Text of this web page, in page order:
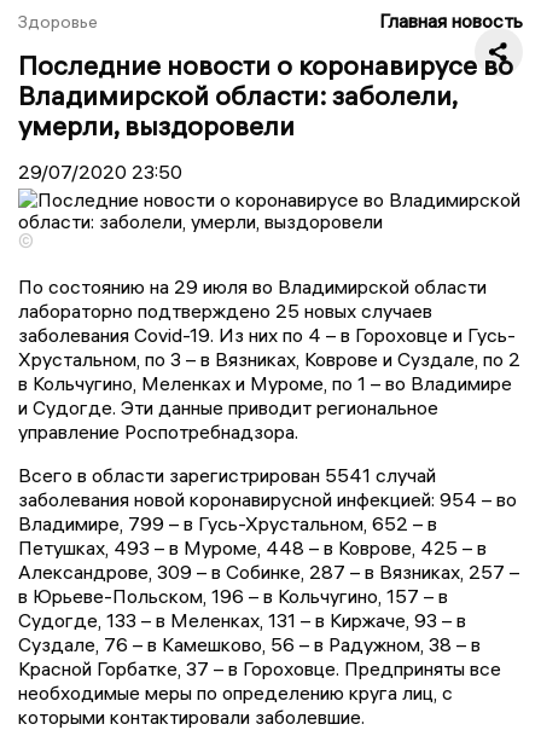
Здоровье Главная новость
Последние новости о коронавирусе во
Владимирской области: заболели,
умерли, выздоровели
29/07/2020 23:50
©
По состоянию на 29 июля во Владимирской области
лабораторно подтверждено 25 новых случаев
заболевания Covid-19. Из них по 4 – в Гороховце и Гусь-
Хрустальном, по 3 – в Вязниках , Коврове и Суздале по 2
в Кольчугино Меленках и Муроме по 1 – во Владимире
и Судогде. Эти данные приводит региональное
управление Роспотребнадзора.
Всего в области зарегистрирован 5541 случай
заболевания новой коронавирусной инфекцией: 954 – во
Владимире, 799 – в Гусь-Хрустальном, 652 – в
Петушках , 493 – в Муроме , 448 – в Коврове , 425 – в
Александрове , 309 – в Собинке, 287 – в Вязниках , 257 –
в Юрьеве-Польском, 196 – в Кольчугино , 157 – в
Судогде , 133 – в Меленках , 131 – в Киржаче , 93 – в
Суздале , 76 – в Камешково, 56 – в Радужном, 38 – в
Красной Горбатке , 37 – в Гороховце. Предприняты все
необходимые меры по определению круга лиц, с
которыми контактировали заболевшие.